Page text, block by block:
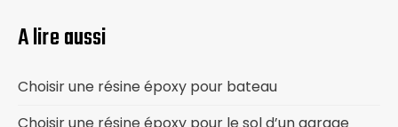
A lire aussi
Choisir une résine époxy pour bateau